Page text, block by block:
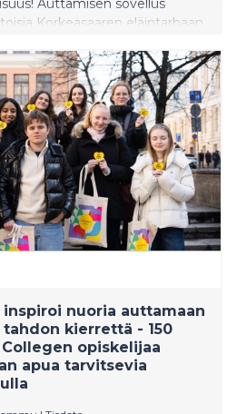
Korkeasaaren eläintarhaan
keskellä ja tekemään
lasten turvallisen
inspiroi nuoria auttamaan
kierrettä - 150
opiskelijaa
apua tarvitsevia